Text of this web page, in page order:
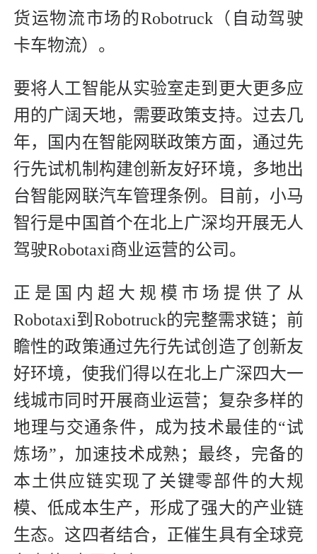
货运物流市场的Robotruck（自动驾驶
卡车物流）。
要将人工智能从实验室走到更大更多应
用的广阔天地，需要政策支持。过去几
年，国内在智能网联政策方面，通过先
行先试机制构建创新友好环境，多地出
台智能网联汽车管理条例。目前，小马
智行是中国首个在北上广深均开展无人
驾驶Robotaxi商业运营的公司。
正是国内超大规模市场提供了从
Robotaxi到Robotruck的完整需求链；前
瞻性的政策通过先行先试创造了创新友
好环境，使我们得以在北上广深四大一
线城市同时开展商业运营；复杂多样的
地理与交通条件，成为技术最佳的“试
炼场”，加速技术成熟；最终，完备的
本土供应链实现了关键零部件的大规
模、低成本生产，形成了强大的产业链
生态。这四者结合，正催生具有全球竞